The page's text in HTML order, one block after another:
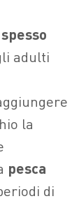
adulti
la
pesca
di